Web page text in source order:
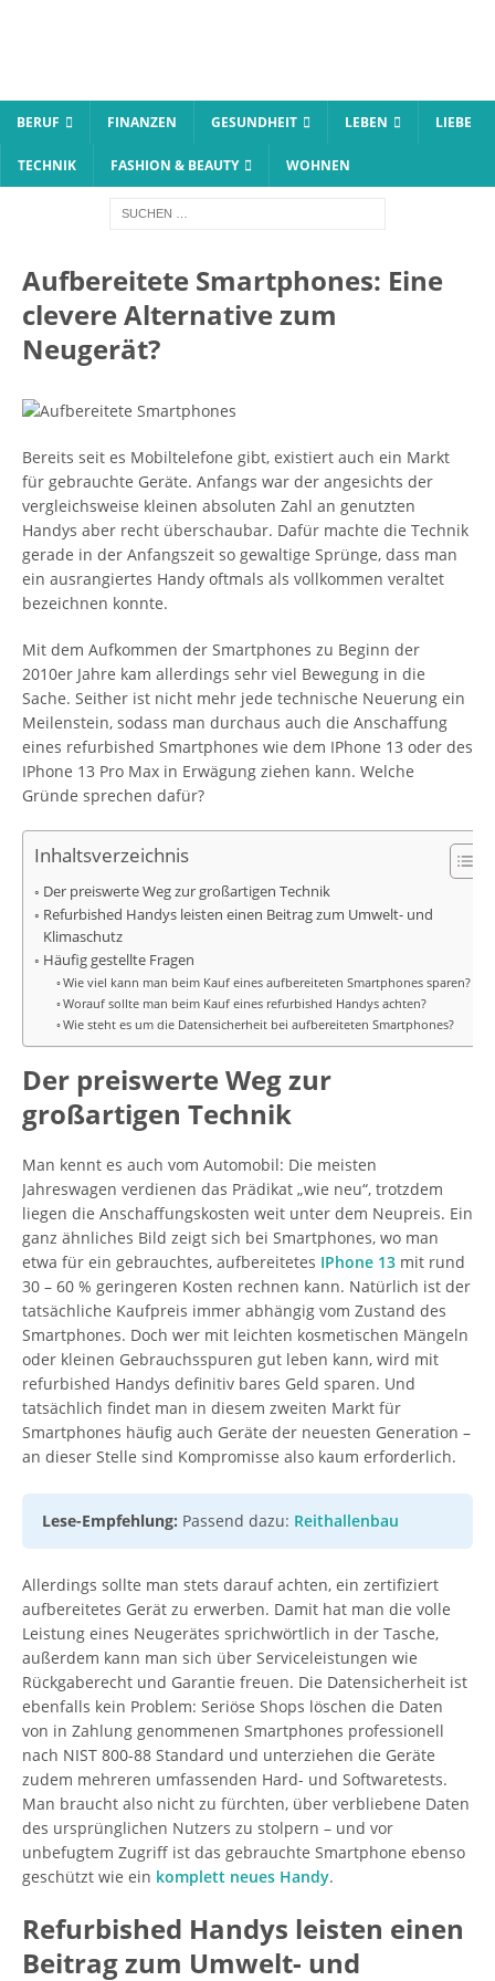
BERUF FINANZEN GESUNDHEIT LEBEN LIEBE
TECHNIK FASHION & BEAUTY WOHNEN
Aufbereitete Smartphones: Eine
clevere Alternative zum
Neugerät?
Bereits seit es Mobiltelefone gibt, existiert auch ein Markt
für gebrauchte Geräte. Anfangs war der angesichts der
vergleichsweise kleinen absoluten Zahl an genutzten
Handys aber recht überschaubar. Dafür machte die Technik
gerade in der Anfangszeit so gewaltige Sprünge, dass man
ein ausrangiertes Handy oftmals als vollkommen veraltet
bezeichnen konnte.
Mit dem Aufkommen der Smartphones zu Beginn der
2010er Jahre kam allerdings sehr viel Bewegung in die
Sache. Seither ist nicht mehr jede technische Neuerung ein
Meilenstein, sodass man durchaus auch die Anschaffung
eines refurbished Smartphones wie dem IPhone 13 oder des
IPhone 13 Pro Max in Erwägung ziehen kann. Welche
Gründe sprechen dafür?
Inhaltsverzeichnis
Der preiswerte Weg zur großartigen Technik
Refurbished Handys leisten einen Beitrag zum Umwelt- und
Klimaschutz
Häufig gestellte Fragen
Wie viel kann man beim Kauf eines aufbereiteten Smartphones sparen?
Worauf sollte man beim Kauf eines refurbished Handys achten?
Wie steht es um die Datensicherheit bei aufbereiteten Smartphones?
Der preiswerte Weg zur
großartigen Technik
Man kennt es auch vom Automobil: Die meisten
Jahreswagen verdienen das Prädikat „wie neu“, trotzdem
liegen die Anschaffungskosten weit unter dem Neupreis. Ein
ganz ähnliches Bild zeigt sich bei Smartphones, wo man
etwa für ein gebrauchtes, aufbereitetes IPhone 13 mit rund
30 – 60 % geringeren Kosten rechnen kann. Natürlich ist der
tatsächliche Kaufpreis immer abhängig vom Zustand des
Smartphones. Doch wer mit leichten kosmetischen Mängeln
oder kleinen Gebrauchsspuren gut leben kann, wird mit
refurbished Handys definitiv bares Geld sparen. Und
tatsächlich findet man in diesem zweiten Markt für
Smartphones häufig auch Geräte der neuesten Generation –
an dieser Stelle sind Kompromisse also kaum erforderlich.
Lese-Empfehlung: Passend dazu: Reithallenbau
Allerdings sollte man stets darauf achten, ein zertifiziert
aufbereitetes Gerät zu erwerben. Damit hat man die volle
Leistung eines Neugerätes sprichwörtlich in der Tasche,
außerdem kann man sich über Serviceleistungen wie
Rückgaberecht und Garantie freuen. Die Datensicherheit ist
ebenfalls kein Problem: Seriöse Shops löschen die Daten
von in Zahlung genommenen Smartphones professionell
nach NIST 800-88 Standard und unterziehen die Geräte
zudem mehreren umfassenden Hard- und Softwaretests.
Man braucht also nicht zu fürchten, über verbliebene Daten
des ursprünglichen Nutzers zu stolpern – und vor
unbefugtem Zugriff ist das gebrauchte Smartphone ebenso
geschützt wie ein komplett neues Handy.
Refurbished Handys leisten einen
Beitrag zum Umwelt- und